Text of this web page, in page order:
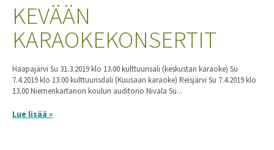
KEVÄÄN
KARAOKEKONSERTIT
Haapajärvi Su 31.3.2019 klo 13.00 kulttuurisali (keskustan karaoke) Su
7.4.2019 klo 13.00 kulttuurisdali (Kuusaan karaoke) Reisjärvi Su 7.4.2019 klo
13.00 Niemenkartanon koulun auditorio Nivala Su...
Lue lisää »